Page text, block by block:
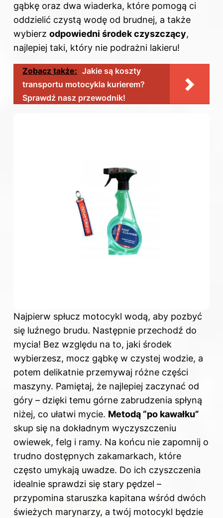
gąbkę oraz dwa wiaderka, które pomogą ci
oddzielić czystą wodę od brudnej, a także
wybierz odpowiedni środek czyszczący,
najlepiej taki, który nie podrażni lakieru!
Zobacz także: Jakie są koszty
transportu motocykla kurierem?
Sprawdź nasz przewodnik!
Najpierw spłucz motocykl wodą, aby pozbyć
się luźnego brudu. Następnie przechodź do
mycia! Bez względu na to, jaki środek
wybierzesz, mocz gąbkę w czystej wodzie, a
potem delikatnie przemywaj różne części
maszyny. Pamiętaj, że najlepiej zaczynać od
góry – dzięki temu górne zabrudzenia spłyną
niżej, co ułatwi mycie. Metodą “po kawałku”
skup się na dokładnym wyczyszczeniu
owiewek, felg i ramy. Na końcu nie zapomnij o
trudno dostępnych zakamarkach, które
często umykają uwadze. Do ich czyszczenia
idealnie sprawdzi się stary pędzel –
przypomina staruszka kapitana wśród dwóch
świeżych marynarzy, a twój motocykl będzie